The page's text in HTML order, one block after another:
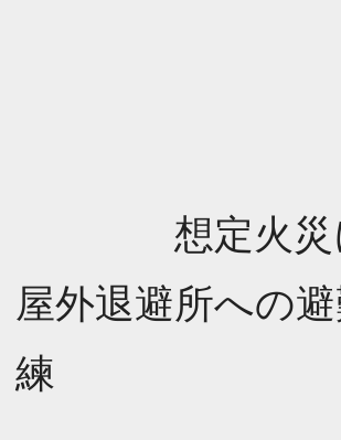
想定火災
屋外退避所への避